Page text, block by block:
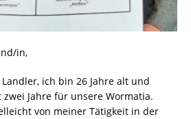
in,
ich bin 26 Jahre alt und
Jahre für unsere Wormatia.
von meiner Tätigkeit in der